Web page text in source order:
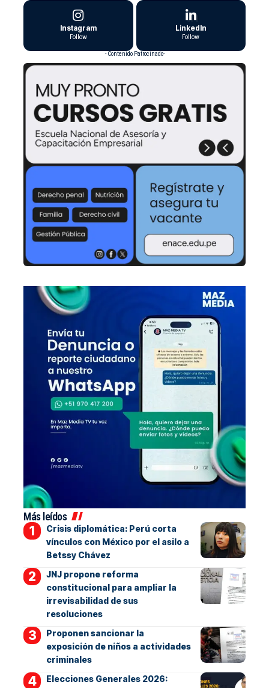
Instagram
Follow
LinkedIn
Follow
- Contenido Patrocinado-
Más leídos
Crisis diplomática: Perú corta
vínculos con México por el asilo a
Betssy Chávez
JNJ propone reforma
constitucional para ampliar la
irrevisabilidad de sus
resoluciones
Proponen sancionar la
exposición de niños a actividades
criminales
Elecciones Generales 2026: